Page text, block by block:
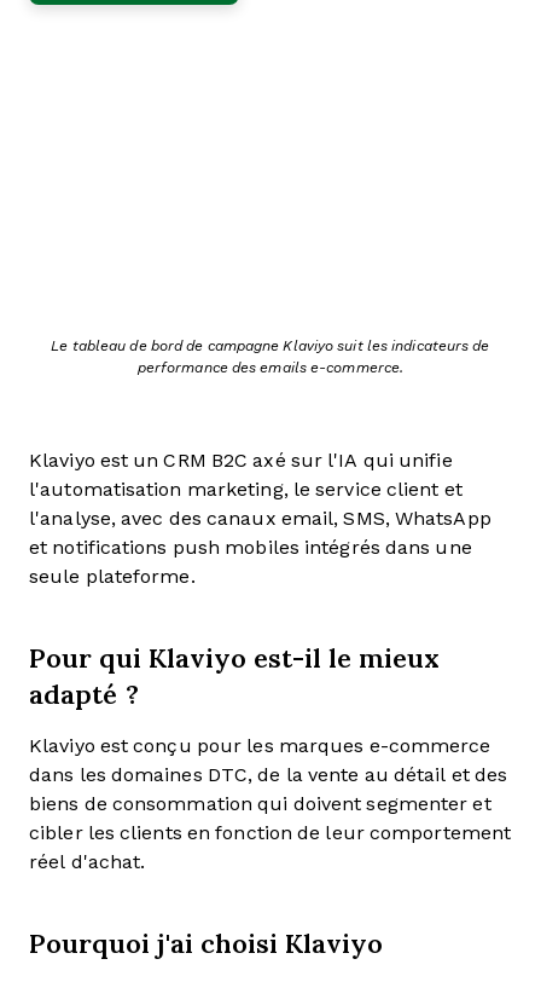
Le tableau de bord de campagne Klaviyo suit les indicateurs de
performance des emails e-commerce.
Klaviyo est un CRM B2C axé sur l'IA qui unifie
l'automatisation marketing, le service client et
l'analyse, avec des canaux email, SMS, WhatsApp
et notifications push mobiles intégrés dans une
seule plateforme.
Pour qui Klaviyo est-il le mieux
adapté ?
Klaviyo est conçu pour les marques e-commerce
dans les domaines DTC, de la vente au détail et des
biens de consommation qui doivent segmenter et
cibler les clients en fonction de leur comportement
réel d'achat.
Pourquoi j'ai choisi Klaviyo